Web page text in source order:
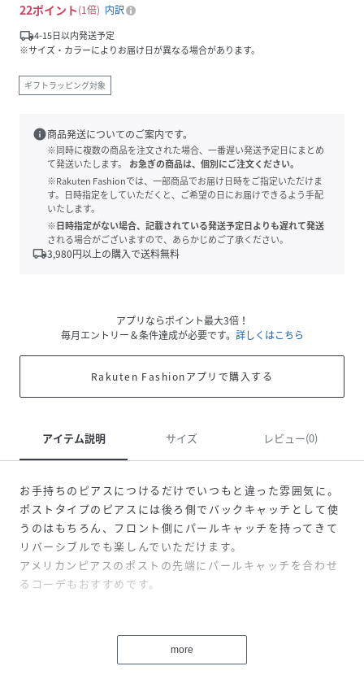
22ポイント 1倍
内訳
local_shipping4-15日以内発送予定
※サイズ・カラーによりお届け日が異なる場合があります。
ギフトラッピング対象
info商品発送についてのご案内です。
※同時に複数の商品を注文された場合、一番遅い発送予定日にまとめ
て発送いたします。
お急ぎの商品は、個別にご注文ください。
※Rakuten Fashionでは、一部商品でお届け日時をご指定いただけま
す。日時指定をしていただくと、ご希望の日にお届けできるよう手配
いたします。
※日時指定がない場合、記載されている発送予定日よりも遅れて発送
される場合がございますので、あらかじめご了承ください。
local_shipping3,980円以上の購入で送料無料
アプリならポイント最大3倍！
毎月エントリー＆条件達成が必要です。 詳しくはこちら
Rakuten Fashionアプリで購入する
アイテム説明 サイズ レビュー(0)
お手持ちのピアスにつけるだけでいつもと違った雰囲気に。
ポストタイプのピアスには後ろ側でバックキャッチとして使
うのはもちろん、フロント側にパールキャッチを持ってきて
リバーシブルでも楽しんでいただけます。
アメリカンピアスのポストの先端にパールキャッチを合わせ
るコーデもおすすめです。
淡水パール、シリコン
more